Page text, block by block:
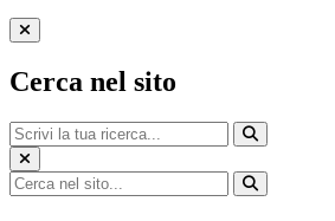
Cerca nel sito